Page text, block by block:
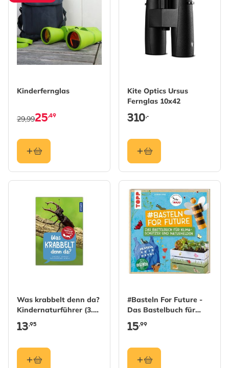
Kinderfernglas
25,49
29,99
Kite Optics Ursus
Fernglas 10x42
310,-
Was krabbelt denn da?
Kindernaturführer (3.
Auflage)
13,95
#Basteln For Future -
Das Bastelbuch für
Klimaschützer und
Naturhelden in
NAJU
15,99